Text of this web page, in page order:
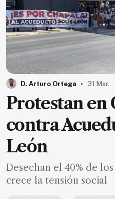
D. Arturo Ortega . 31 Mar.
Protestan en
contra
León
Desechan el 40% de
crece la tensión social